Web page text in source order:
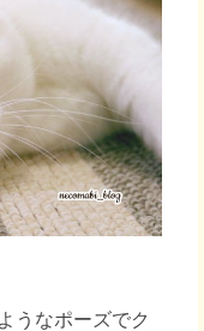
うなポーズでク